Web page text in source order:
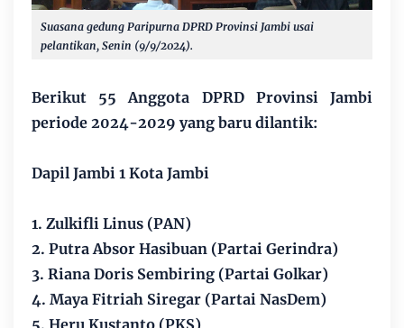
Suasana gedung Paripurna DPRD Provinsi Jambi usai
pelantikan, Senin (9/9/2024).
Berikut 55 Anggota DPRD Provinsi Jambi
periode 2024-2029 yang baru dilantik:
Dapil Jambi 1 Kota Jambi
1. Zulkifli Linus (PAN)
2. Putra Absor Hasibuan (Partai Gerindra)
3. Riana Doris Sembiring (Partai Golkar)
4. Maya Fitriah Siregar (Partai NasDem)